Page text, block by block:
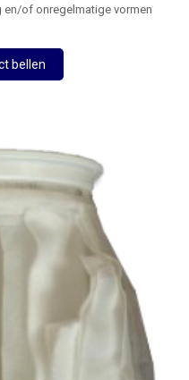
of onregelmatige vormen
bellen